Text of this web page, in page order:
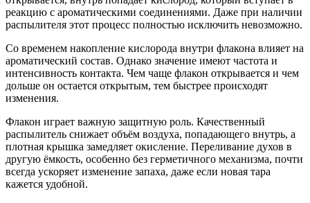
реакцию с ароматическими соединениями. Даже при наличии
распылителя этот процесс полностью исключить невозможно.
Со временем накопление кислорода внутри флакона влияет на
ароматический состав. Однако значение имеют частота и
интенсивность контакта. Чем чаще флакон открывается и чем
дольше он остается открытым, тем быстрее происходят
изменения.
Флакон играет важную защитную роль. Качественный
распылитель снижает объём воздуха, попадающего внутрь, а
плотная крышка замедляет окисление. Переливание духов в
другую ёмкость, особенно без герметичного механизма, почти
всегда ускоряет изменение запаха, даже если новая тара
кажется удобной.